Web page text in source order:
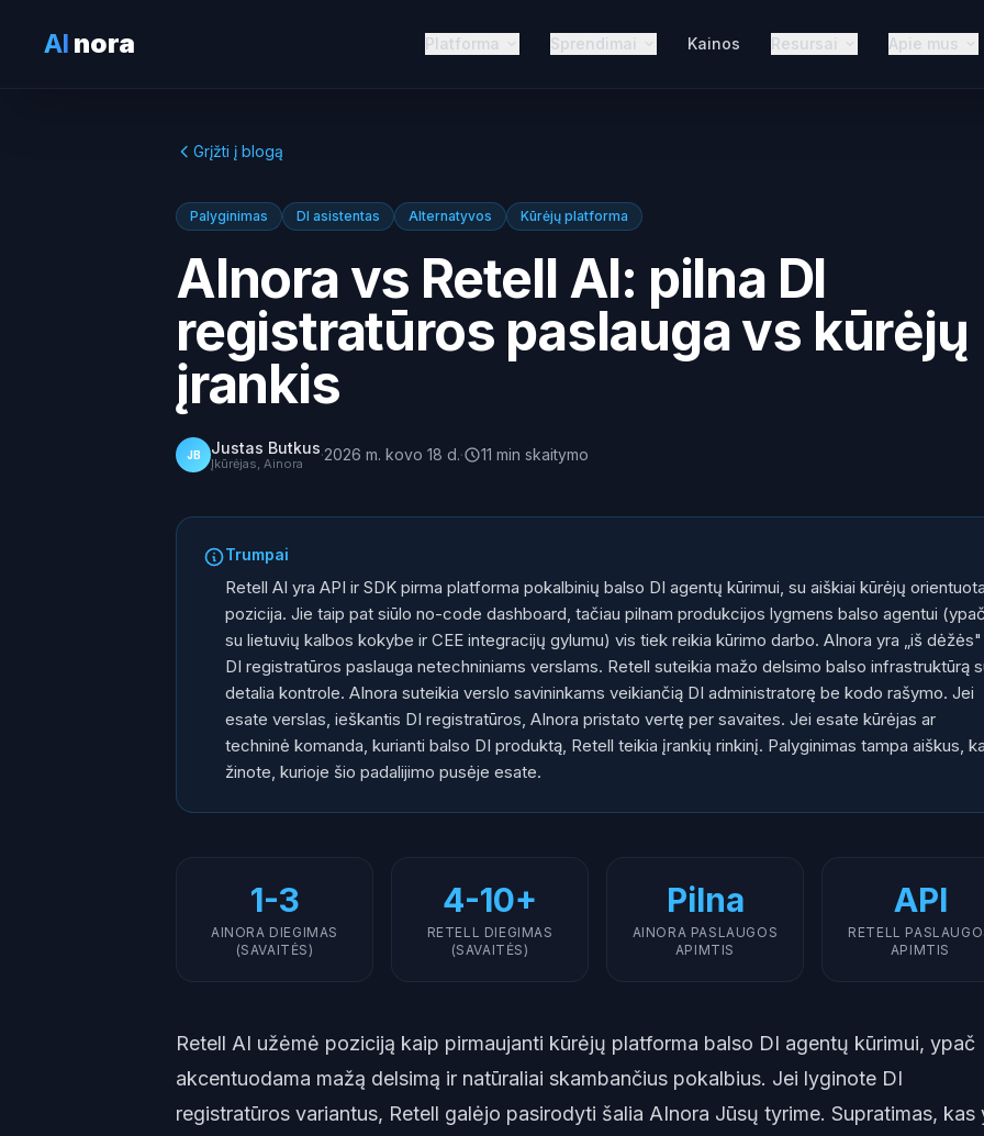
AI nora Platforma Sprendimai Kainos Resursai Apie mus
Grįžti į blogą
Palyginimas DI asistentas Alternatyvos Kūrėjų platforma
AInora vs Retell AI: pilna DI
registratūros paslauga vs kūrėjų
įrankis
JB Justas Butkus
Įkūrėjas, Ainora ·2026 m. kovo 18 d.· 11 min skaitymo
Trumpai
Retell AI yra API ir SDK pirma platforma pokalbinių balso DI agentų kūrimui, su aiškiai kūrėjų
pozicija. Jie taip pat siūlo no-code dashboard, tačiau pilnam produkcijos lygmens balso agentui
su lietuvių kalbos kokybe ir CEE integracijų gylumu) vis tiek reikia kūrimo darbo. AInora yra „iš dėžės"
DI registratūros paslauga netechniniams verslams. Retell suteikia mažo delsimo balso infrastruktūrą
detalia kontrole. AInora suteikia verslo savininkams veikiančią DI administratorę be kodo rašymo. Jei
esate verslas, ieškantis DI registratūros, AInora pristato vertę per savaites. Jei esate kūrėjas ar
techninė komanda, kurianti balso DI produktą, Retell teikia įrankių rinkinį. Palyginimas tampa aiškus,
žinote, kurioje šio padalijimo pusėje esate.
1-3
AINORA DIEGIMAS
(SAVAITĖS)
4-10+
RETELL DIEGIMAS
(SAVAITĖS)
Pilna
AINORA PASLAUGOS
APIMTIS
API
RETELL
APIMTIS
Retell AI užėmė poziciją kaip pirmaujanti kūrėjų platforma balso DI agentų kūrimui, ypač
akcentuodama mažą delsimą ir natūraliai skambančius pokalbius. Jei lyginote DI
registratūros variantus, Retell galėjo pasirodyti šalia AInora Jūsų tyrime. Supratimas, kas